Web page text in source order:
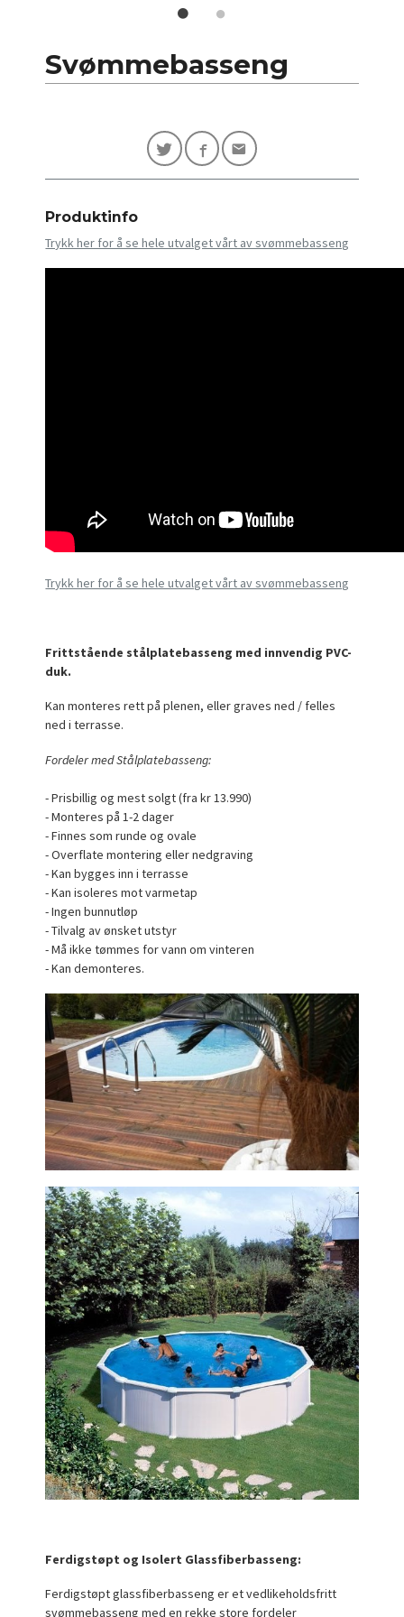
Svømmebasseng
Produktinfo
Trykk her for å se hele utvalget vårt av svømmebasseng
Trykk her for å se hele utvalget vårt av svømmebasseng
Frittstående stålplatebasseng med innvendig PVC-
duk.
Kan monteres rett på plenen, eller graves ned / felles
ned i terrasse.
Fordeler med Stålplatebasseng:
- Prisbillig og mest solgt (fra kr 13.990)
- Monteres på 1-2 dager
- Finnes som runde og ovale
- Overflate montering eller nedgraving
- Kan bygges inn i terrasse
- Kan isoleres mot varmetap
- Ingen bunnutløp
- Tilvalg av ønsket utstyr
- Må ikke tømmes for vann om vinteren
- Kan demonteres.
Ferdigstøpt og Isolert Glassfiberbasseng:
Ferdigstøpt glassfiberbasseng er et vedlikeholdsfritt
svømmebasseng med en rekke store fordeler